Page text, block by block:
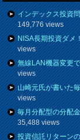
インデックス投資
149,776 views
NISA長期投資ダメ
views
無線LAN機器変更
views
山崎元氏が書いた
views
毎月分配型の分配
35,488 views
投資信託リターン